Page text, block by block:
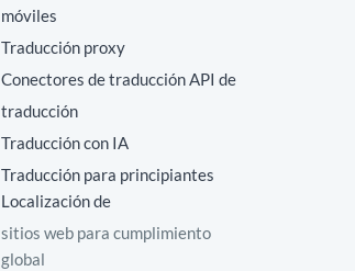
móviles
Traducción proxy
Conectores de traducción API de
traducción
Traducción con IA
Traducción para principiantes
Localización de
sitios web para cumplimiento
global